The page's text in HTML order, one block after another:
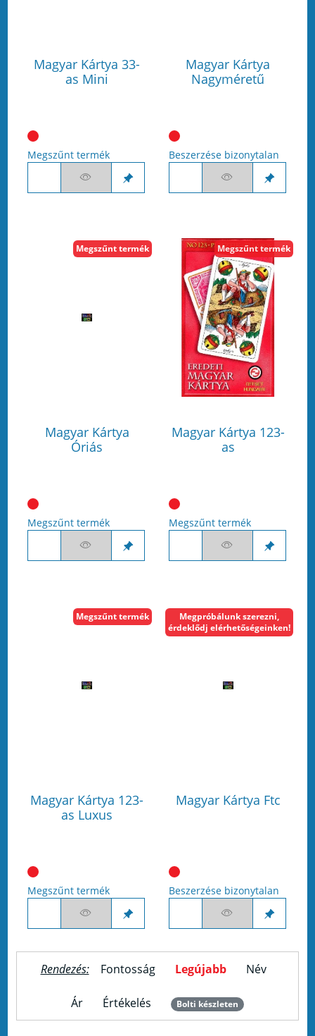
Magyar Kártya 33-
as Mini
Megszűnt termék
Magyar Kártya
Nagyméretű
Beszerzése bizonytalan
Magyar Kártya
Óriás
Megszűnt termék
Megszűnt termék
Magyar Kártya 123-
as
Megszűnt termék
Megszűnt termék
Magyar Kártya 123-
as Luxus
Megszűnt termék
Megszűnt termék
Magyar Kártya Ftc
Megpróbálunk szerezni,
érdeklődj elérhetőségeinken!
Beszerzése bizonytalan
Rendezés: Fontosság Legújabb Név
Ár Értékelés Bolti készleten